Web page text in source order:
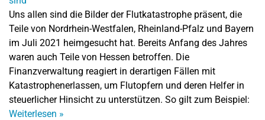
Uns allen sind die Bilder der Flutkatastrophe präsent, die
Teile von Nordrhein-Westfalen, Rheinland-Pfalz und Bayern
im Juli 2021 heimgesucht hat. Bereits Anfang des Jahres
waren auch Teile von Hessen betroffen. Die
Finanzverwaltung reagiert in derartigen Fällen mit
Katastrophenerlassen, um Flutopfern und deren Helfer in
steuerlicher Hinsicht zu unterstützen. So gilt zum Beispiel:
Weiterlesen »